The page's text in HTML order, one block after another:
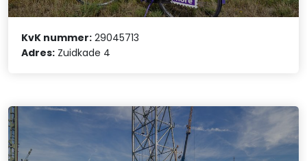
KvK nummer: 29045713
Adres: Zuidkade 4